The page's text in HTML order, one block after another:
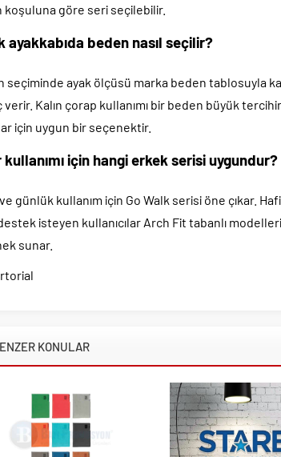
koşuluna göre seri seçilebilir.
ayakkabıda beden nasıl seçilir?
seçiminde ayak ölçüsü marka beden tablosuyla
verir. Kalın çorap kullanımı bir beden büyük
için uygun bir seçenektir.
kullanımı için hangi erkek serisi uygundur?
günlük kullanım için Go Walk serisi öne çıkar.
isteyen kullanıcılar Arch Fit tabanlı
sunar.
KONULAR